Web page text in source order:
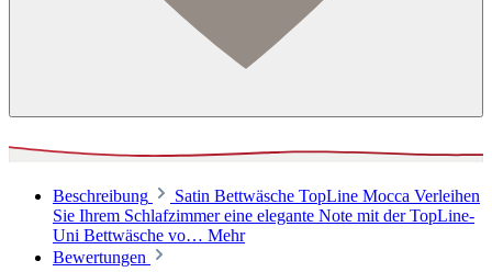
Beschreibung
Satin Bettwäsche TopLine Mocca Verleihen
Sie Ihrem Schlafzimmer eine elegante Note mit der TopLine-
Uni Bettwäsche vo… Mehr
Bewertungen